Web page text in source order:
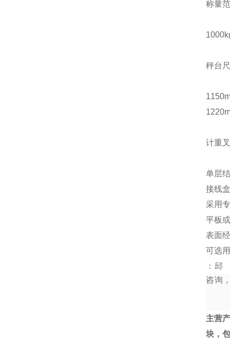
称量
秤台
计重
单层
接线
采用
平板
表面
可选
：邱
咨询
主营
块，